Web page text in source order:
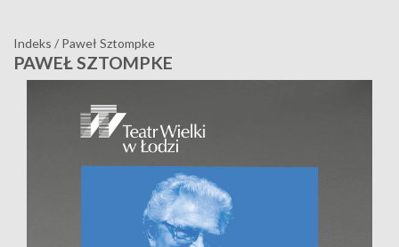
Indeks / Paweł Sztompke
PAWEŁ SZTOMPKE